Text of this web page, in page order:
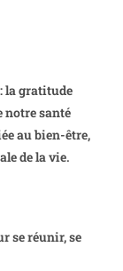
la gratitude
notre santé
au bien-être,
de la vie.
se réunir, se